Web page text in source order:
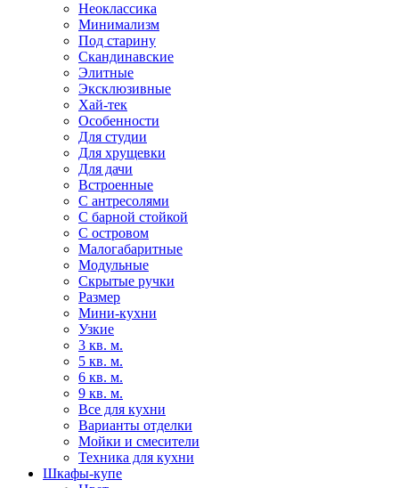
Неоклассика
Минимализм
Под старину
Скандинавские
Элитные
Эксклюзивные
Хай-тек
Особенности
Для студии
Для хрущевки
Для дачи
Встроенные
С антресолями
С барной стойкой
С островом
Малогабаритные
Модульные
Скрытые ручки
Размер
Мини-кухни
Узкие
3 кв. м.
5 кв. м.
6 кв. м.
9 кв. м.
Все для кухни
Варианты отделки
Мойки и смесители
Техника для кухни
Шкафы-купе